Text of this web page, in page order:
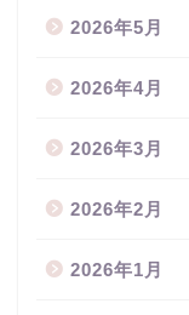
2026年5月
2026年4月
2026年3月
2026年2月
2026年1月